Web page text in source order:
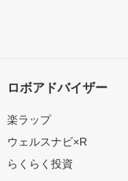
ロボアドバイザー
楽ラップ
ウェルスナビ×R
らくらく投資